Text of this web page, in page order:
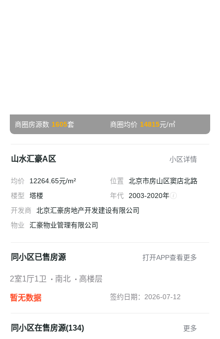
商圈房源数 1605套 商圈均价 14815元/㎡
山水汇豪A区 小区详情
均价 12264.65元/m² 位置
北京市房山区窦店北路
楼型
塔楼 年代
2003-2020年
开发商
北京汇豪房地产开发建设有限公司
物业
汇豪物业管理有限公司
同小区已售房源 打开APP查看更多
2室1厅1卫 南北 高楼层
暂无数据 签约日期：2026-07-12
同小区在售房源(134) 更多